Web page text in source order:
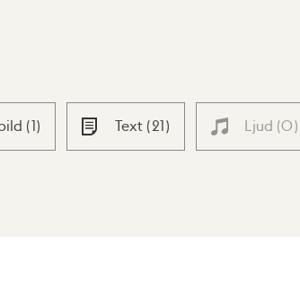
(1) Text (21) Ljud (0)